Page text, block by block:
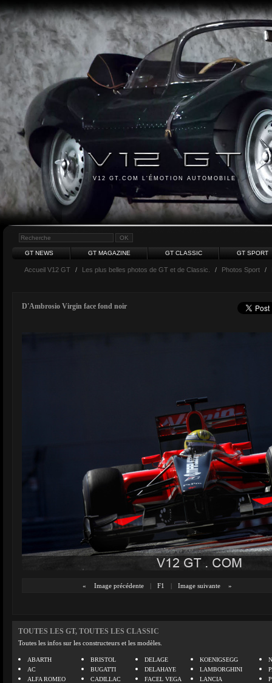
V12 GT.COM L'ÉMOTION AUTOMOBILE
GT NEWS GT MAGAZINE GT CLASSIC GT SPORT
Accueil V12 GT / Les plus belles photos de GT et de Classic. / Photos Sport /
D'Ambrosio Virgin face fond noir
« Image précédente | F1 | Image suivante »
TOUTES LES GT, TOUTES LES CLASSIC
Toutes les infos sur les constructeurs et les modèles.
ABARTH
AC
ALFA ROMEO
BRISTOL
BUGATTI
CADILLAC
DELAGE
DELAHAYE
FACEL VEGA
KOENIGSEGG
LAMBORGHINI
LANCIA